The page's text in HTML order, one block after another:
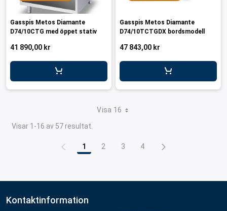
Gasspis Metos Diamante
D74/10CTG med öppet stativ
41 890,00 kr
Gasspis Metos Diamante
D74/10TCTGDX bordsmodell
47 843,00 kr
Visa 16
Visar 1-16 av 57 resultat.
Sida
1 Sida
2 Sida
3 Sida
4
Kontaktinformation